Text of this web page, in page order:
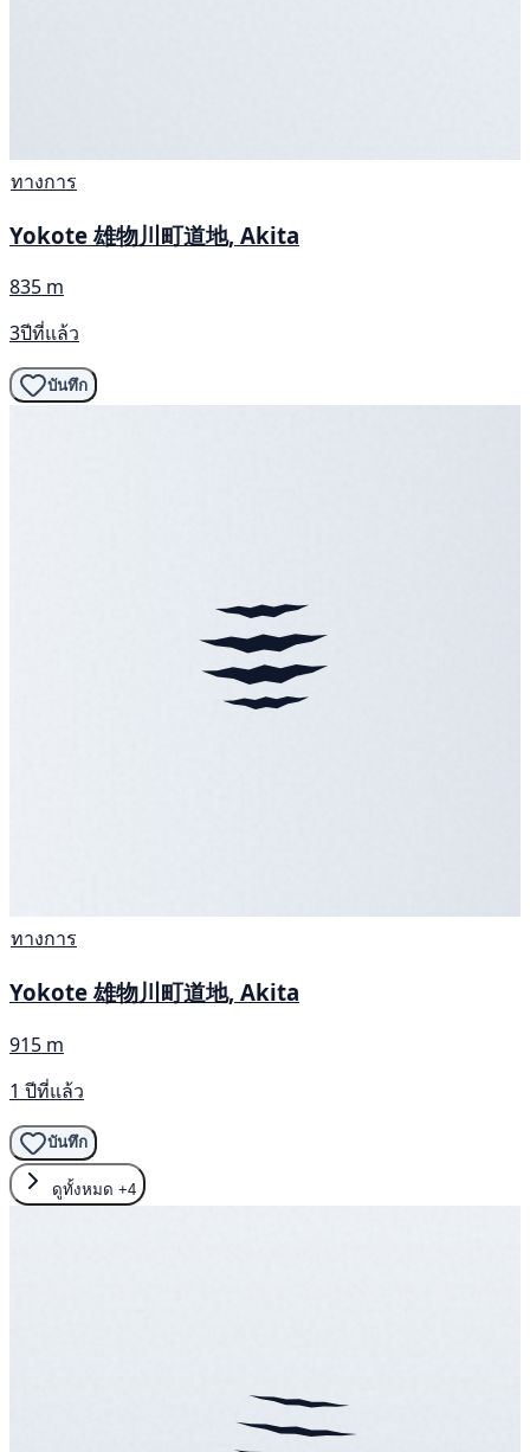
ทางการ
Yokote 雄物川町道地, Akita
835 m
3ปีที่แล้ว
บันทึก
ทางการ
Yokote 雄物川町道地, Akita
915 m
1 ปีที่แล้ว
บันทึก
ดูทั้งหมด +4